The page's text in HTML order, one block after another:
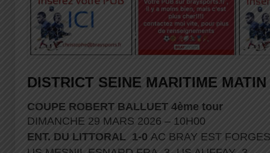
DISTRICT SEINE MARITIME MATIN
COUPE ROBERT BALLUET 4ème tour
DIMANCHE 29 MARS 2026 – 10H00
ENT. DU LITTORAL 1-0 AC BRAY EST